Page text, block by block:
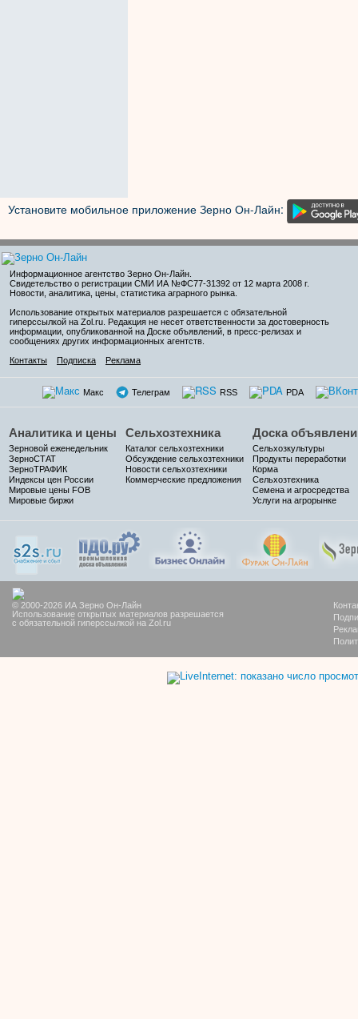
Установите мобильное приложение Зерно Он-Лайн:
Информационное агентство Зерно Он-Лайн
Свидетельство о регистрации СМИ ИА №ФС77-31392 от 12 марта 2008 г.
Новости, аналитика, цены, статистика аграрного рынка.
Использование открытых материалов разрешается с обязательной
гиперссылкой на Zol.ru. Редакция не несет ответственности за достоверность
информации, опубликованной на Доске объявлений, в пресс-релизах и
сообщениях других информационных агентств.
Контакты
Подписка Реклама
Макс Телеграм RSS PDA
Аналитика и цены
Зерновой еженедельник
ЗерноСТАТ
ЗерноТРАФИК
Индексы цен России
Мировые цены FOB
Мировые биржи
Сельхозтехника
Каталог сельхозтехники
Обсуждение сельхозтехники
Новости сельхозтехники
Коммерческие предложения
Доска
Сельхозкультуры
Продукты переработки
Корма
Сельхозтехника
Семена и агросредства
Услуги на агрорынке
© 2000-2026 ИА Зерно Он-Лайн
Использование открытых материалов разрешается
с обязательной гиперссылкой на Zol.ru